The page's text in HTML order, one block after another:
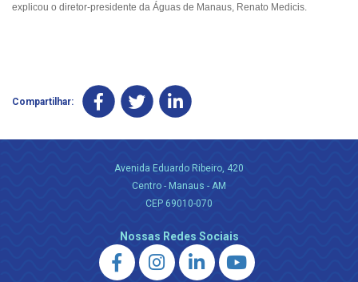
explicou o diretor-presidente da Águas de Manaus, Renato Medicis.
Compartilhar:
Avenida Eduardo Ribeiro, 420
Centro - Manaus - AM
CEP 69010-070
Nossas Redes Sociais